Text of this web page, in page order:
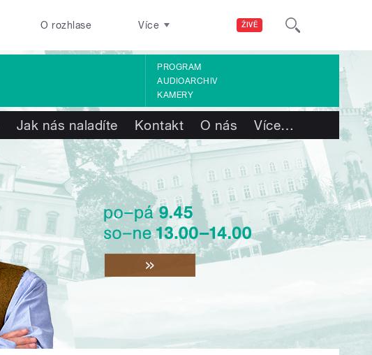
ŽIVĚ
O rozhlase Více
PROGRAM
AUDIOARCHIV
KAMERY
Jak nás naladíte Kontakt O nás Více…